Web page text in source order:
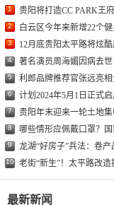
1 贵阳将打造CC PARK王
2 白云区今年来新增22个
3 12月底贵阳太平路将炫酷
4 著名演员周海媚因病去世
5 利郎品牌推荐官张远亮
6 计划2024年5月1日正式
7 贵阳年末迎来一轮土地
8 哪些情形应佩戴口罩？
9 龙湖“好房子”兵法：卷
10 老街“新生”！太平路改
最新新闻